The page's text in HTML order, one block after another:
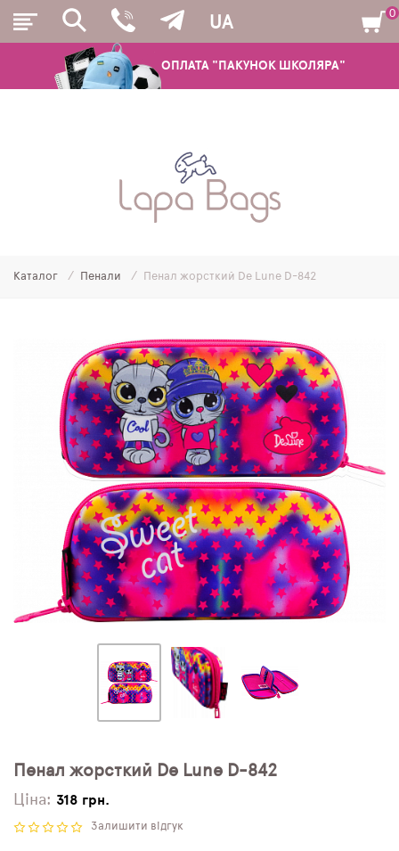
ОПЛАТА "ПАКУНОК ШКОЛЯРА"
UA
ШКІЛЬНІ РЮКЗАКИ ТА РАНЦІ
МОЛОДІЖНІ РЮКЗАКИ
МІШКИ ДЛЯ ВЗУТТЯ
ПЛЯШКИ ДЛЯ ВОДИ
DELUNE
SCHOOL STANDARD
SKYNAME
РОЗПРОДАЖ
0
Каталог Пенали Пенал жорсткий De Lune D-842
Пенал жорсткий De Lune D-842
Ціна: 318 грн.
Залишити відгук